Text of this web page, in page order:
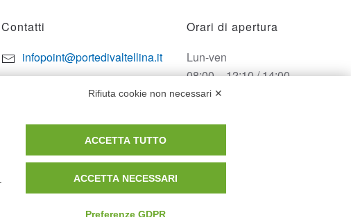
Contatti
infopoint@portedivaltellina.it
Orari di apertura
Lun-ven
08:00 – 12:10 / 14:00 –
18:10
Sabato
Rifiuta cookie non necessari ✕
ACCETTA TUTTO
ACCETTA NECESSARI
Preferenze GDPR